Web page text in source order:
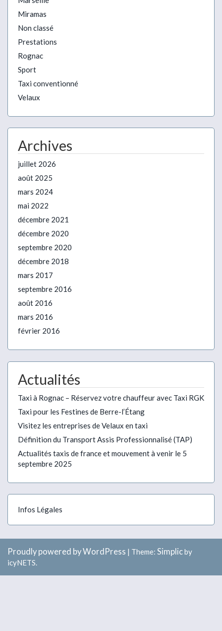
Miramas
Non classé
Prestations
Rognac
Sport
Taxi conventionné
Velaux
Archives
juillet 2026
août 2025
mars 2024
mai 2022
décembre 2021
décembre 2020
septembre 2020
décembre 2018
mars 2017
septembre 2016
août 2016
mars 2016
février 2016
Actualités
Taxi à Rognac – Réservez votre chauffeur avec Taxi RGK
Taxi pour les Festines de Berre-l’Étang
Visitez les entreprises de Velaux en taxi
Définition du Transport Assis Professionnalisé (TAP)
Actualités taxis de france et mouvement à venir le 5
septembre 2025
Infos Légales
Proudly powered by WordPress | Theme: Simplicby
icyNETS.